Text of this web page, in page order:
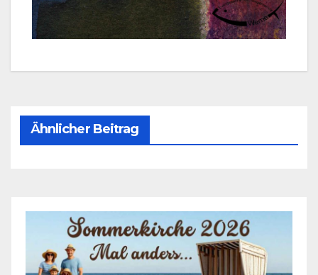
Ähnlicher Beitrag